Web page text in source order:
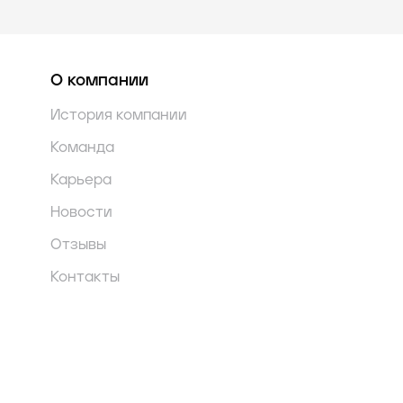
О компании
История компании
Команда
Карьера
Новости
Отзывы
Контакты